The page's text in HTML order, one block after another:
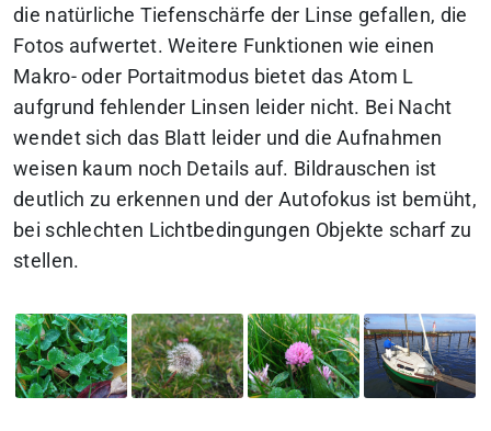
die natürliche Tiefenschärfe der Linse gefallen, die
Fotos aufwertet. Weitere Funktionen wie einen
Makro- oder Portaitmodus bietet das Atom L
aufgrund fehlender Linsen leider nicht. Bei Nacht
wendet sich das Blatt leider und die Aufnahmen
weisen kaum noch Details auf. Bildrauschen ist
deutlich zu erkennen und der Autofokus ist bemüht,
bei schlechten Lichtbedingungen Objekte scharf zu
stellen.